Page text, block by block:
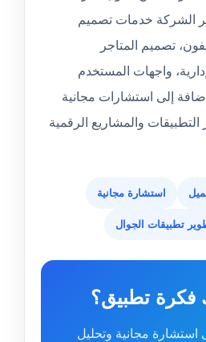
الشركة خدمات تصميم
تصميم المتاجر
واجهات المستخدم
إلى استشارات مجانية
التطبيقات والمشاريع الرقمية
استشارة مجانية
تطبيقات الجوال
فكرة تطبيق؟
استشارة مجانية وتحليل